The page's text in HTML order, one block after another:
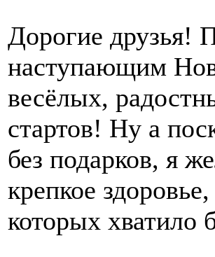
Дорогие друзья!
наступающим
весёлых,
стартов! Ну а
без подарков, я
крепкое
которых хватило